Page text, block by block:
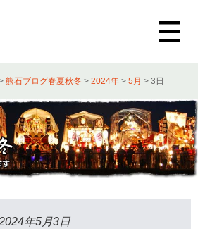
熊石ブログ春夏秋冬 > 2024年 > 5月 > 3日
年5月3日